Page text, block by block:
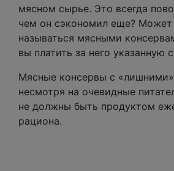
мясном сырье. Это всегда
чем он сэкономил еще? Может
называться мясными
вы платить за него указанную
Мясные консервы с
несмотря на очевидные
не должны быть продуктом
рациона.